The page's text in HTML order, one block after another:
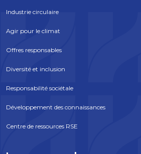
Industrie circulaire
Agir pour le climat
Offres responsables
Diversité et inclusion
Responsabilité sociétale
Développement des connaissances
Centre de ressources RSE